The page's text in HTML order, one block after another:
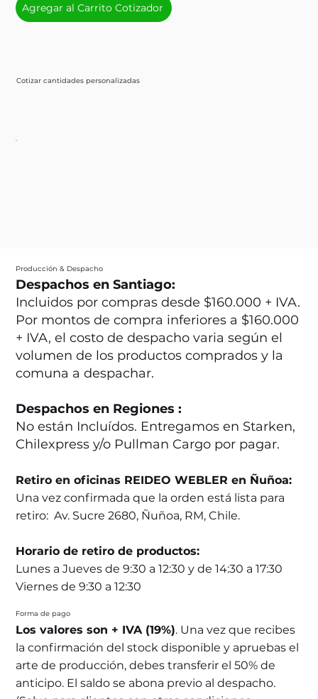
Cotizar cantidades personalizadas
Agregar al Carrito Cotizador
Producción & Despacho
Despachos en Santiago:
Incluidos por compras desde $160.000 + IVA.
Por montos de compra inferiores a $160.000
+ IVA, el costo de despacho varia según el
volumen de los productos comprados y la
comuna a despachar.
Despachos en Regiones :
No están Incluídos. Entregamos en Starken,
Chilexpress y/o Pullman Cargo por pagar.
Retiro en oficinas REIDEO WEBLER en Ñuñoa:
Una vez confirmada que la orden está lista para
retiro: Av. Sucre 2680, Ñuñoa, RM, Chile.
Horario de retiro de productos:
Lunes a Jueves de 9:30 a 12:30 y de 14:30 a 17:30
Viernes de 9:30 a 12:30
Forma de pago
Los valores son + IVA (19%). Una vez que recibes
la confirmación del stock disponible y apruebas el
arte de producción, debes transferir el 50% de
anticipo. El saldo se abona previo al despacho.